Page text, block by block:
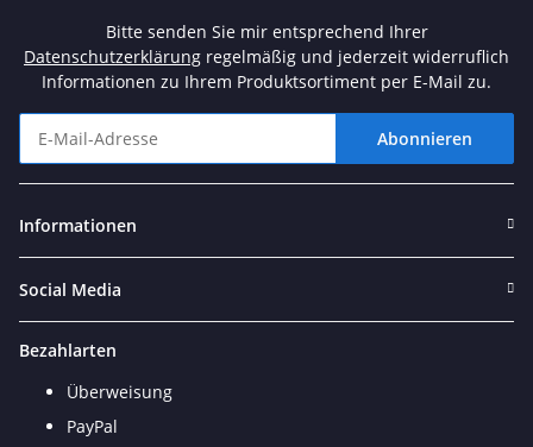
Bitte senden Sie mir entsprechend Ihrer
Datenschutzerklärung regelmäßig und jederzeit widerruflich
Informationen zu Ihrem Produktsortiment per E-Mail zu.
Abonnieren
Informationen
Social Media
Bezahlarten
Überweisung
PayPal